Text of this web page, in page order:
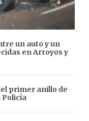
un auto y un
en Arroyos y
primer anillo de
Policía